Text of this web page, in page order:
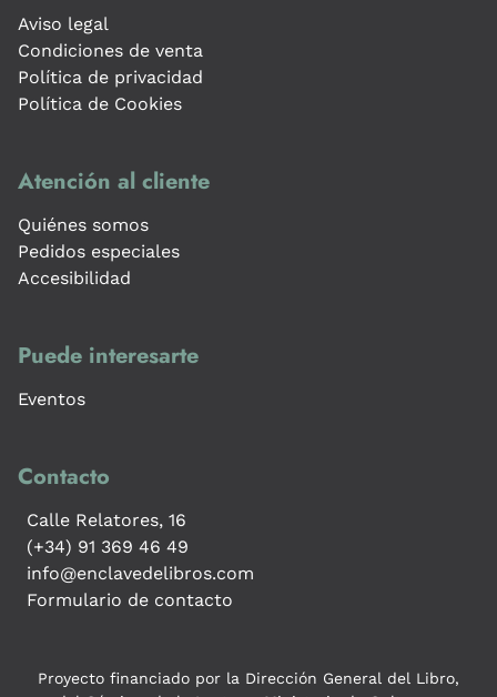
Aviso legal
Condiciones de venta
Política de privacidad
Política de Cookies
Atención al cliente
Quiénes somos
Pedidos especiales
Accesibilidad
Puede interesarte
Eventos
Contacto
Calle Relatores, 16
(+34) 91 369 46 49
info@enclavedelibros.com
Formulario de contacto
Proyecto financiado por la Dirección General del Libro,